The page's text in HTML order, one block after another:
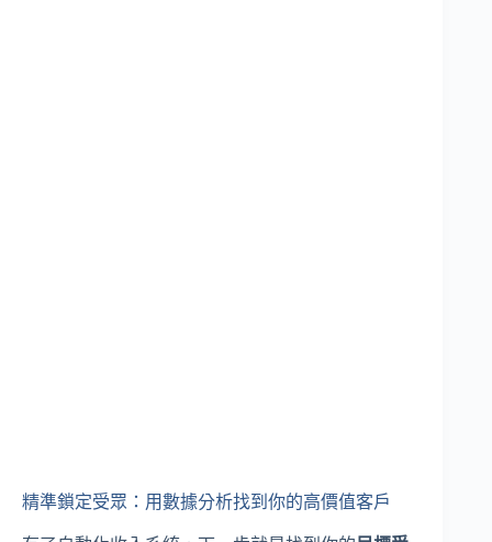
精準鎖定受眾：用數據分析找到你的高價值客戶